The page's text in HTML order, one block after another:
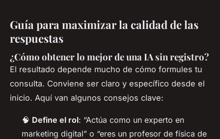
Guía para maximizar la calidad de las
respuestas
¿Cómo obtener lo mejor de una IA sin registro?
El resultado depende mucho de cómo formules tu
consulta. Conviene ser claro y específico desde el
inicio. Aquí van algunos consejos clave:
🧠 Define el rol: “Actúa como un experto en
marketing digital” o “eres un profesor de física de